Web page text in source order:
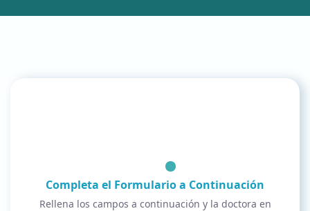
Completa el Formulario a Continuación
Rellena los campos a continuación y la doctora en